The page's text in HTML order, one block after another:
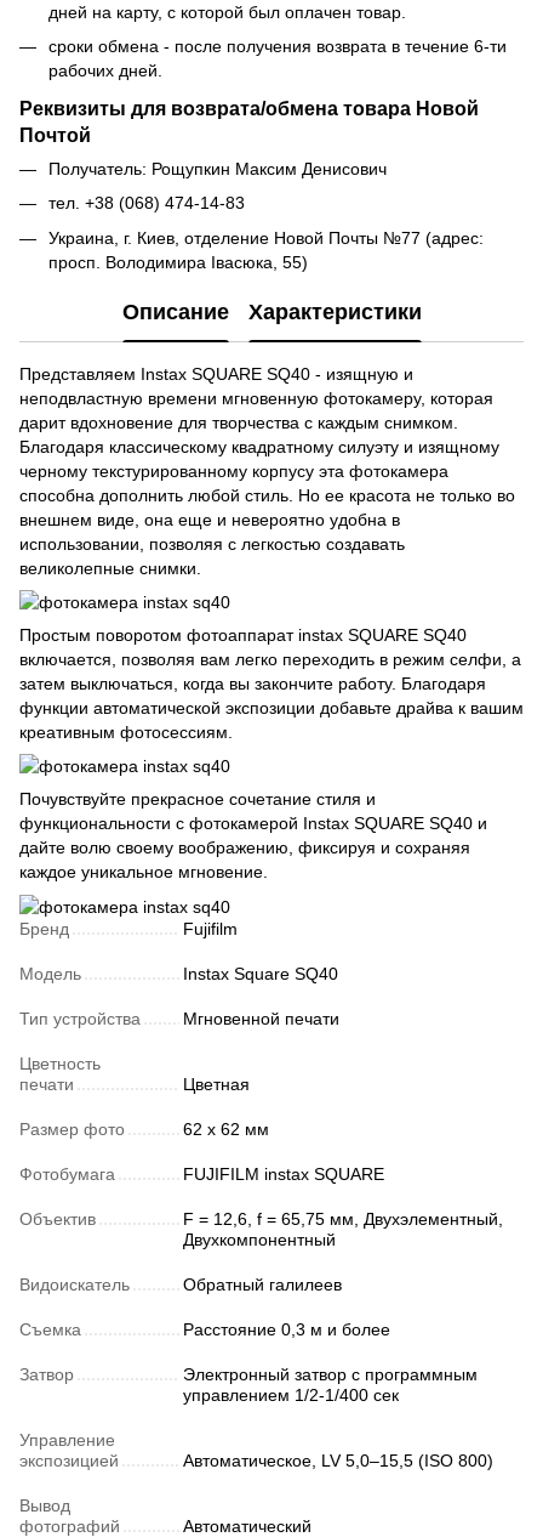
дней на карту, с которой был оплачен товар.
сроки обмена - после получения возврата в течение 6-ти
рабочих дней.
Реквизиты для возврата/обмена товара Новой
Почтой
Получатель: Рощупкин Максим Денисович
тел. +38 (068) 474-14-83
Украина, г. Киев, отделение Новой Почты №77 (адрес:
просп. Володимира Івасюка, 55)
Описание Характеристики
Представляем Instax SQUARE SQ40 - изящную и
неподвластную времени мгновенную фотокамеру, которая
дарит вдохновение для творчества с каждым снимком.
Благодаря классическому квадратному силуэту и изящному
черному текстурированному корпусу эта фотокамера
способна дополнить любой стиль. Но ее красота не только во
внешнем виде, она еще и невероятно удобна в
использовании, позволяя с легкостью создавать
великолепные снимки.
Простым поворотом фотоаппарат instax SQUARE SQ40
включается, позволяя вам легко переходить в режим селфи, а
затем выключаться, когда вы закончите работу. Благодаря
функции автоматической экспозиции добавьте драйва к вашим
креативным фотосессиям.
Почувствуйте прекрасное сочетание стиля и
функциональности с фотокамерой Instax SQUARE SQ40 и
дайте волю своему воображению, фиксируя и сохраняя
каждое уникальное мгновение.
Бренд Fujifilm
Модель Instax Square SQ40
Тип устройства Мгновенной печати
Цветность
печати
Цветная
Размер фото 62 x 62 мм
Фотобумага FUJIFILM instax SQUARE
Объектив
F = 12,6, f = 65,75 мм, Двухэлементный,
Двухкомпонентный
Видоискатель Обратный галилеев
Съемка Расстояние 0,3 м и более
Затвор
Электронный затвор с программным
управлением 1/2-1/400 сек
Управление
экспозицией
Автоматическое, LV 5,0–15,5 (ISO 800)
Вывод
фотографий
Автоматический